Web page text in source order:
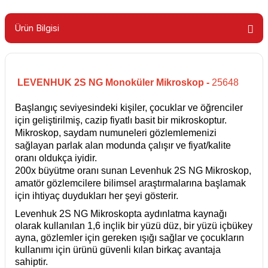
Ürün Bilgisi
LEVENHUK 2S NG Monoküler Mikroskop - 25648
Başlangıç seviyesindeki kişiler, çocuklar ve öğrenciler
için geliştirilmiş, cazip fiyatlı basit bir mikroskoptur.
Mikroskop, saydam numuneleri gözlemlemenizi
sağlayan parlak alan modunda çalışır ve fiyat/kalite
oranı oldukça iyidir.
200x büyütme oranı sunan Levenhuk 2S NG Mikroskop,
amatör gözlemcilere bilimsel araştırmalarına başlamak
için ihtiyaç duydukları her şeyi gösterir.
Levenhuk 2S NG Mikroskopta aydınlatma kaynağı
olarak kullanılan 1,6 inçlik bir yüzü düz, bir yüzü içbükey
ayna, gözlemler için gereken ışığı sağlar ve çocukların
kullanımı için ürünü güvenli kılan birkaç avantaja
sahiptir.